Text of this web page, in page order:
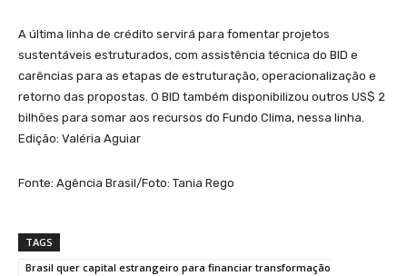
A última linha de crédito servirá para fomentar projetos
sustentáveis estruturados, com assistência técnica do BID e
carências para as etapas de estruturação, operacionalização e
retorno das propostas. O BID também disponibilizou outros US$ 2
bilhões para somar aos recursos do Fundo Clima, nessa linha.
Edição: Valéria Aguiar
Fonte: Agência Brasil/Foto: Tania Rego
TAGS
Brasil quer capital estrangeiro para financiar transformação